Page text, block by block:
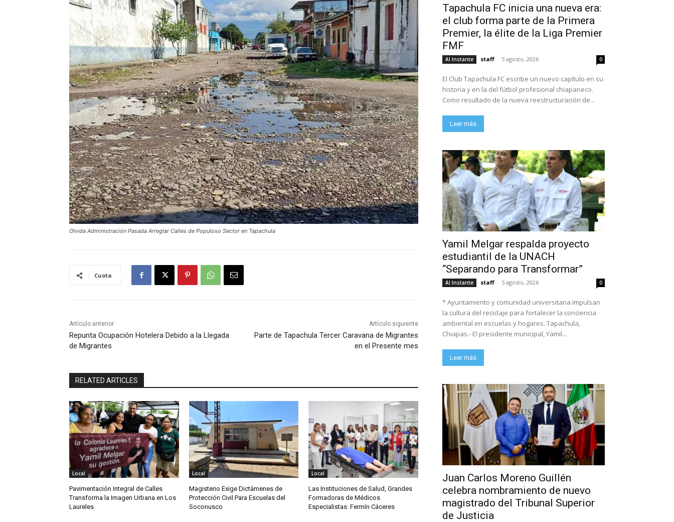
Olvida Administración Pasada Arreglar Calles de Populoso Sector en Tapachula
Cuota
Artículo anterior
Repunta Ocupación Hotelera Debido a la Llegada
de Migrantes
Artículo siguiente
Parte de Tapachula Tercer Caravana de Migrantes
en el Presente mes
RELATED ARTICLES
Local
Pavimentación Integral de Calles
Transforma la Imagen Urbana en Los
Laureles
Local
Magisterio Exige Dictámenes de
Protección Civil Para Escuelas del
Soconusco
Local
Las Instituciones de Salud, Grandes
Formadoras de Médicos
Especialistas: Fermín Cáceres
Tapachula FC inicia una nueva era:
el club forma parte de la Primera
Premier, la élite de la Liga Premier
FMF
Al Instante staff - 5 agosto, 2026 0
El Club Tapachula FC escribe un nuevo capítulo en su
historia y en la del fútbol profesional chiapaneco.
Como resultado de la nueva reestructuración de...
Leer más
Yamil Melgar respalda proyecto
estudiantil de la UNACH
“Separando para Transformar”
Al Instante staff - 5 agosto, 2026 0
* Ayuntamiento y comunidad universitaria impulsan
la cultura del reciclaje para fortalecer la conciencia
ambiental en escuelas y hogares. Tapachula,
Chiapas.- El presidente municipal, Yamil...
Leer más
Juan Carlos Moreno Guillén
celebra nombramiento de nuevo
magistrado del Tribunal Superior
de Justicia